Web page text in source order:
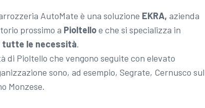
AutoMate è una soluzione EKRA, azienda
prossimo a Pioltelloe che si specializza in
le necessità.
di Pioltello che vengono seguite con elevato
sono, ad esempio, Segrate, Cernusco sul
Monzese.